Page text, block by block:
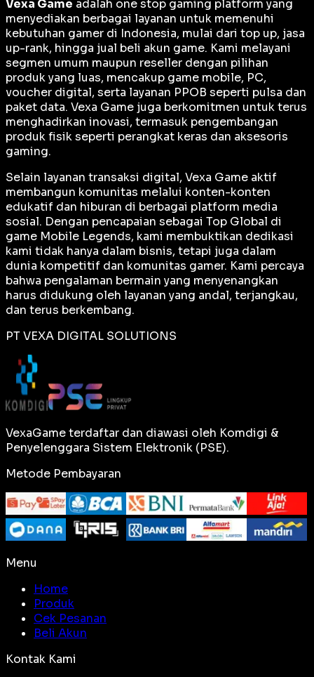
Vexa Game adalah one stop gaming platform yang
menyediakan berbagai layanan untuk memenuhi
kebutuhan gamer di Indonesia, mulai dari top up, jasa
up-rank, hingga jual beli akun game. Kami melayani
segmen umum maupun reseller dengan pilihan
produk yang luas, mencakup game mobile, PC,
voucher digital, serta layanan PPOB seperti pulsa dan
paket data. Vexa Game juga berkomitmen untuk terus
menghadirkan inovasi, termasuk pengembangan
produk fisik seperti perangkat keras dan aksesoris
gaming.
Selain layanan transaksi digital, Vexa Game aktif
membangun komunitas melalui konten-konten
edukatif dan hiburan di berbagai platform media
sosial. Dengan pencapaian sebagai Top Global di
game Mobile Legends, kami membuktikan dedikasi
kami tidak hanya dalam bisnis, tetapi juga dalam
dunia kompetitif dan komunitas gamer. Kami percaya
bahwa pengalaman bermain yang menyenangkan
harus didukung oleh layanan yang andal, terjangkau,
dan terus berkembang.
PT VEXA DIGITAL SOLUTIONS
VexaGame terdaftar dan diawasi oleh Komdigi &
Penyelenggara Sistem Elektronik (PSE).
Metode Pembayaran
Menu
Home
Produk
Cek Pesanan
Beli Akun
Kontak Kami